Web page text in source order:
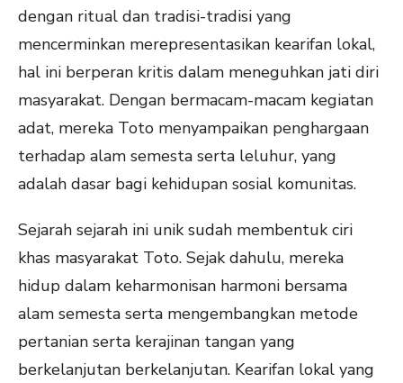
dengan ritual dan tradisi-tradisi yang
mencerminkan merepresentasikan kearifan lokal,
hal ini berperan kritis dalam meneguhkan jati diri
masyarakat. Dengan bermacam-macam kegiatan
adat, mereka Toto menyampaikan penghargaan
terhadap alam semesta serta leluhur, yang
adalah dasar bagi kehidupan sosial komunitas.
Sejarah sejarah ini unik sudah membentuk ciri
khas masyarakat Toto. Sejak dahulu, mereka
hidup dalam keharmonisan harmoni bersama
alam semesta serta mengembangkan metode
pertanian serta kerajinan tangan yang
berkelanjutan berkelanjutan. Kearifan lokal yang